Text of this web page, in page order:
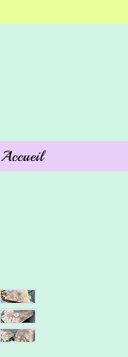
Accueil